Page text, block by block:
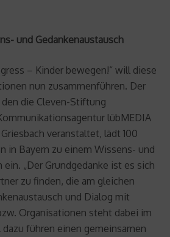
und Gedankenaustausch
– Kinder bewegen!“ will diese
nun zusammenführen. Der
die Cleven-Stiftung
lübMEDIA
veranstaltet, lädt 100
in Bayern zu einem Wissens- und
ein. „Der Grundgedanke ist es sich
zu finden, die am gleichen
und Dialog mit
Organisationen steht dabei im
führen einen gemeinsamen